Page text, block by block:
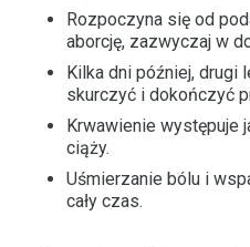
Rozpoczyna się od
aborcję, zazwyczaj w
Kilka dni później, drugi
skurczyć i dokończyć
Krwawienie występuje
ciąży.
Uśmierzanie bólu i
cały czas.